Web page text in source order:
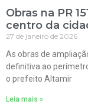
Obras na PR
centro da
27 de janeiro de 2026
As obras de
definitiva ao
o prefeito Altamir
Leia mais »